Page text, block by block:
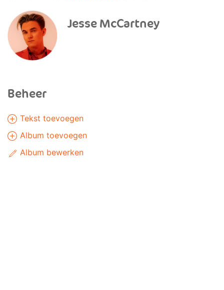
Jesse McCartney
Beheer
Tekst toevoegen
Album toevoegen
Album bewerken